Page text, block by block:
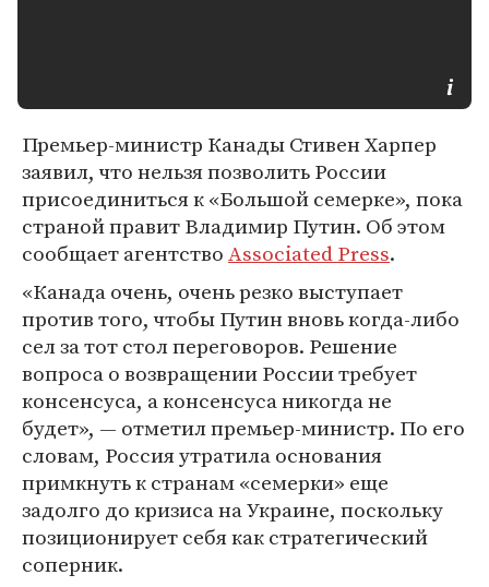
Премьер-министр Канады Стивен Харпер
заявил, что нельзя позволить России
присоединиться к «Большой семерке», пока
страной правит Владимир Путин. Об этом
сообщает агентствоAssociated Press.
«Канада очень, очень резко выступает
против того, чтобы Путин вновь когда-либо
сел за тот стол переговоров. Решение
вопроса о возвращении России требует
консенсуса, а консенсуса никогда не
будет», — отметил премьер-министр. По его
словам, Россия утратила основания
примкнуть к странам «семерки» еще
задолго до кризиса на Украине, поскольку
позиционирует себя как стратегический
соперник.